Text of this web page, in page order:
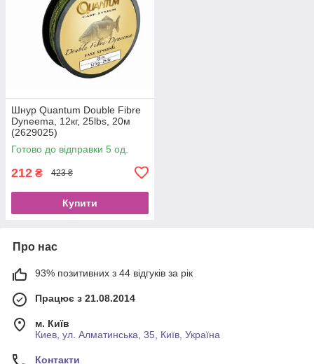
Шнур Quantum Double Fibre
Dyneema, 12кг, 25lbs, 20м
(2629025)
Готово до відправки 5 од.
212 ₴ 423 ₴
Купити
Про нас
93% позитивних з 44 відгуків за рік
Працює з 21.08.2014
м. Київ
Киев, ул. Алматинська, 35, Київ, Україна
Контакти